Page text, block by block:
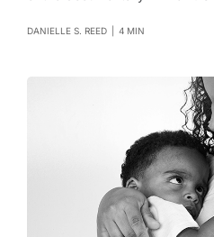
DANIELLE S. REED 4 MIN